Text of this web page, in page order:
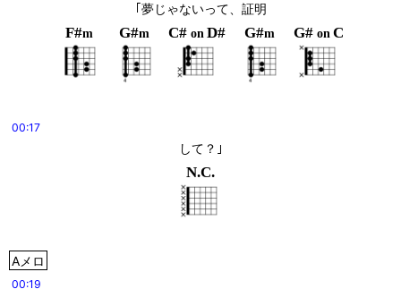
｢夢じゃないって、証明
F#m G#m C# on D# G#m G# on C
00:17
して？｣
N.C.
Aメロ
00:19